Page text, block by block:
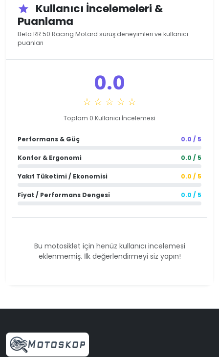
star
Kullanıcı İncelemeleri &
Puanlama
Beta RR 50 Racing Motard sürüş deneyimleri ve kullanıcı
puanları
0.0
☆ ☆ ☆ ☆ ☆
Toplam 0 Kullanıcı İncelemesi
Performans & Güç 0.0 / 5
Konfor & Ergonomi 0.0 / 5
Yakıt Tüketimi / Ekonomisi 0.0 / 5
Fiyat / Performans Dengesi 0.0 / 5
Bu motosiklet için henüz kullanıcı incelemesi
eklenmemiş. İlk değerlendirmeyi siz yapın!